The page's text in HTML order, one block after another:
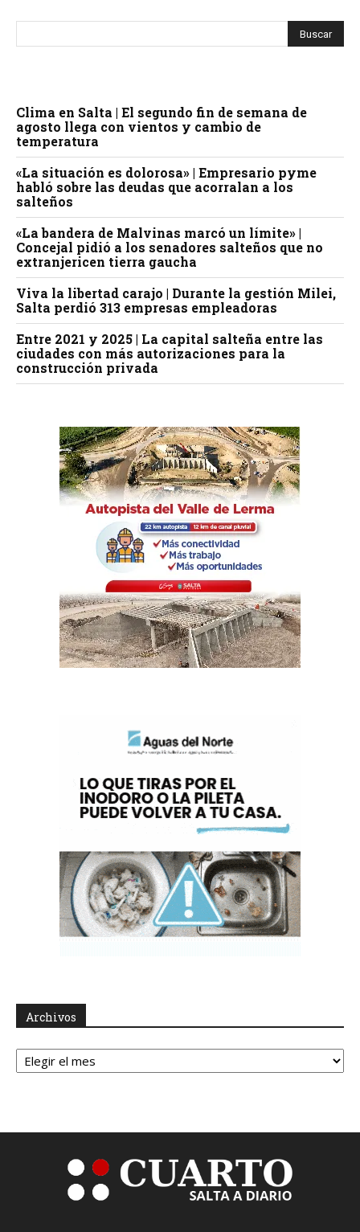
Clima en Salta | El segundo fin de semana de
agosto llega con vientos y cambio de
temperatura
«La situación es dolorosa» | Empresario pyme
habló sobre las deudas que acorralan a los
salteños
«La bandera de Malvinas marcó un límite» |
Concejal pidió a los senadores salteños que no
extranjericen tierra gaucha
Viva la libertad carajo | Durante la gestión Milei,
Salta perdió 313 empresas empleadoras
Entre 2021 y 2025 | La capital salteña entre las
ciudades con más autorizaciones para la
construcción privada
Archivos
Archivos